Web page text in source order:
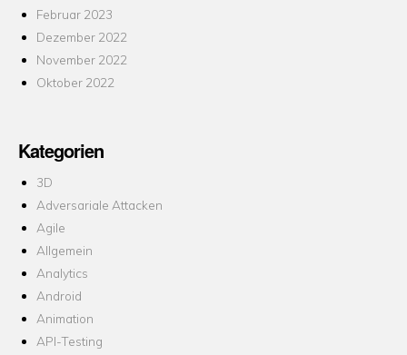
Februar 2023
Dezember 2022
November 2022
Oktober 2022
Kategorien
3D
Adversariale Attacken
Agile
Allgemein
Analytics
Android
Animation
API-Testing